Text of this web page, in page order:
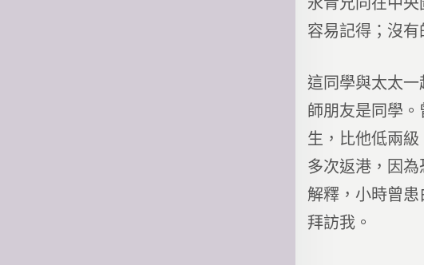
容易記得；沒
這同學與太太
師朋友是同學
生，比他低兩
多次返港，因
解釋，小時曾
拜訪我。